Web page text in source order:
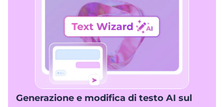
Generazione e modifica di testo AI sul